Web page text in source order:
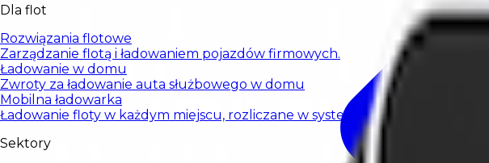
Dla flot
Rozwiązania flotowe
Zarządzanie flotą i ładowaniem pojazdów firmowych.
Ładowanie w domu
Zwroty za ładowanie auta służbowego w domu
Mobilna ładowarka
Ładowanie floty w każdym miejscu, rozliczane w systemie
Sektory